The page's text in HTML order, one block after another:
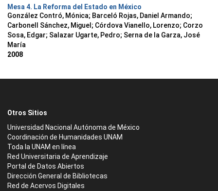
Mesa 4. La Reforma del Estado en México
González Contró, Mónica; Barceló Rojas, Daniel Armando;
Carbonell Sánchez, Miguel ; Córdova Vianello, Lorenzo; Corzo
Sosa, Edgar; Salazar Ugarte, Pedro; Serna de la Garza, José
María
2008
Otros Sitios
Universidad Nacional Autónoma de México
Coordinación de Humanidades UNAM
Toda la UNAM en línea
Red Universitaria de Aprendizaje
Portal de Datos Abiertos
Dirección General de Bibliotecas
Red de Acervos Digitales